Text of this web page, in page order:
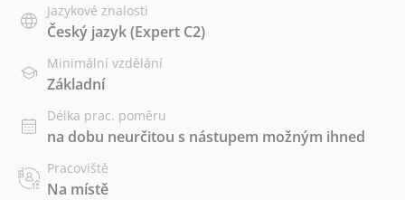
Jazykové znalosti
Český jazyk(Expert C2)
Minimální vzdělání
Základní
Délka prac. poměru
na dobu neurčitou s nástupem možným ihned
Pracoviště
Na místě